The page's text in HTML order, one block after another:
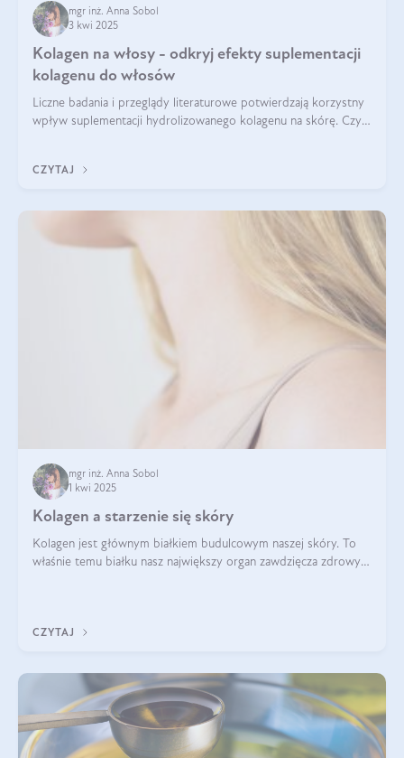
mgr inż. Anna Sobol
3 kwi 2025
Kolagen na włosy - odkryj efekty suplementacji
kolagenu do włosów
Liczne badania i przeglądy literaturowe potwierdzają korzystny
wpływ suplementacji hydrolizowanego kolagenu na skórę. Czy
CZYTAJ
mgr inż. Anna Sobol
1 kwi 2025
Kolagen a starzenie się skóry
Kolagen jest głównym białkiem budulcowym naszej skóry. To
właśnie temu białku nasz największy organ zawdzięcza zdrowy
CZYTAJ